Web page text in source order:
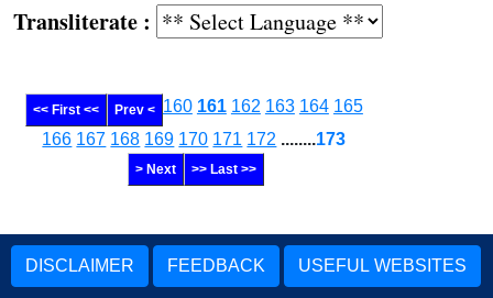
:
<< First << Prev < 160 161 162 163 164 165
166 167 168 169 170 171 172 ........173
> Next >> Last >>
DISCLAIMER FEEDBACK USEFUL WEBSITES